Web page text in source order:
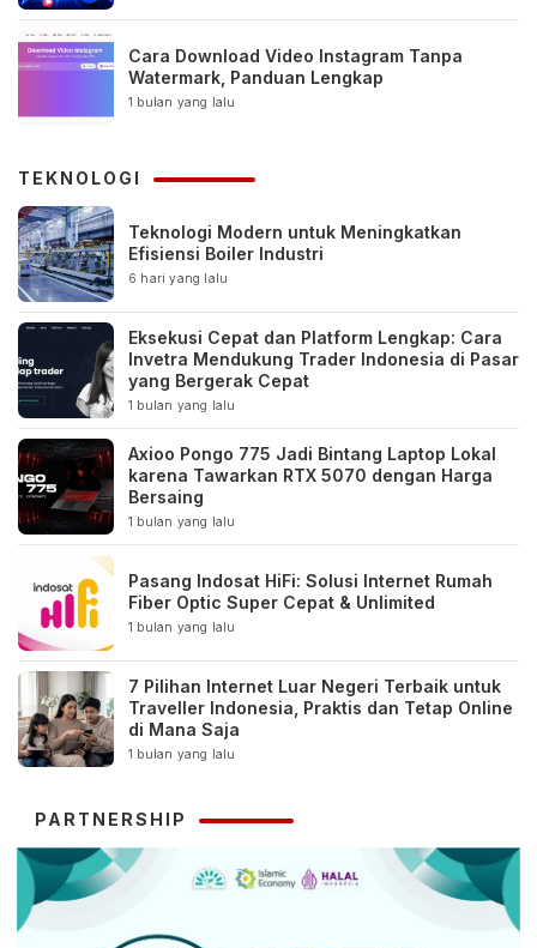
Cara Download Video Instagram Tanpa
Watermark, Panduan Lengkap
1 bulan yang lalu
TEKNOLOGI
Teknologi Modern untuk Meningkatkan
Efisiensi Boiler Industri
6 hari yang lalu
Eksekusi Cepat dan Platform Lengkap: Cara
Invetra Mendukung Trader Indonesia di Pasar
yang Bergerak Cepat
1 bulan yang lalu
Axioo Pongo 775 Jadi Bintang Laptop Lokal
karena Tawarkan RTX 5070 dengan Harga
Bersaing
1 bulan yang lalu
Pasang Indosat HiFi: Solusi Internet Rumah
Fiber Optic Super Cepat & Unlimited
1 bulan yang lalu
7 Pilihan Internet Luar Negeri Terbaik untuk
Traveller Indonesia, Praktis dan Tetap Online
di Mana Saja
1 bulan yang lalu
PARTNERSHIP